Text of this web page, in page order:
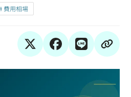
費用相場